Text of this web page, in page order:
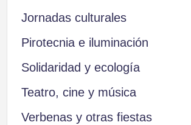
Jornadas culturales
Pirotecnia e iluminación
Solidaridad y ecología
Teatro, cine y música
Verbenas y otras fiestas